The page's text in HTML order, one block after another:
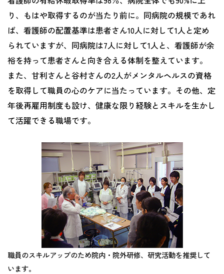
り、もはや取得するのが当たり前に。同病院の規模であれ
ば、看護師の配置基準は患者さん10人に対して1人と定め
られていますが、同病院は7人に対して1人と、看護師が余
裕を持って患者さんと向き合える体制を整えています。
また、甘利さんと谷村さんの2人がメンタルヘルスの資格
を取得して職員の心のケアに当たっています。その他、定
年後再雇用制度も設け、健康な限り経験とスキルを生かし
て活躍できる職場です。
職員のスキルアップのため院内・院外研修、研究活動を推奨して
います。